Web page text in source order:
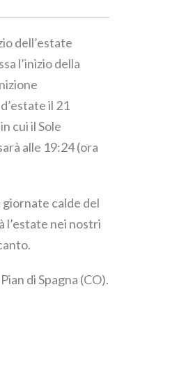
dell’estate
l’inizio della
il 21
cui il Sole
alle 19:24 (ora
calde del
l’estate nei nostri
di Spagna (CO).